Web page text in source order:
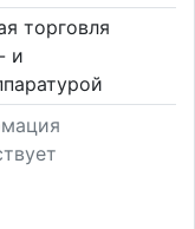
торговля
и